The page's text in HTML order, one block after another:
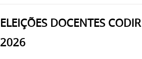
ELEIÇÕES DOCENTES CODIR
2026